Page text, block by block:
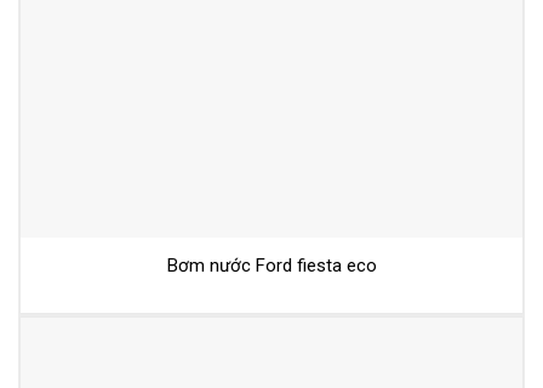
Bơm nước Ford fiesta eco